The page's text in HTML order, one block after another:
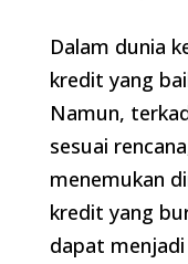
Dalam dunia
kredit yang
Namun,
sesuai
menemukan
kredit yang
dapat